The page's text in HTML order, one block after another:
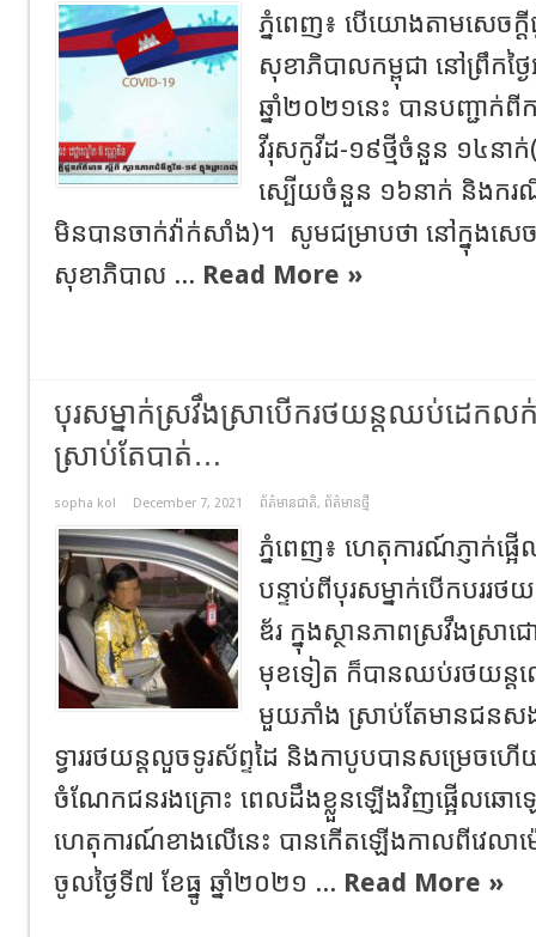
ភ្នំពេញ៖ បើយោងតាមសេ
សុខាភិបាលកម្ពុជា នៅព្រឹក​ថ្ងៃ​
ឆ្នាំ២០២១នេះ​ បានបញ្ជាក់ពី
វីរុសកូវីដ-១៩ថ្មី​ចំនួន​ ១៤នា
ស្បើយចំនួន​ ១៦នាក់ និងករ
មិនបានចាក់វ៉ាក់សាំង)។ សូមជម្រាបថា​ នៅក្នុង​
សុខាភិបាល​ ... Read More »
បុរស​ម្នាក់​ស្រវឹងស្រាបើក​រថយន្តឈប់ដេក
ស្រាប់តែបាត់…
sopha kol December 7, 2021 ព័ត៌មានជាតិ, ព័ត៌មានថ្មី
ភ្នំពេញ៖ ហេតុការណ៍​ភ្ញាក់ផ្
បន្ទាប់ពី​បុរស​ម្នាក់​បើកបរ​
ឌ័​រ​ ក្នុង​ស្ថានភាព​ស្រវឹងស្រ
មុខ​ទៀត​ ​ក៏​បានឈប់​រថយន្ត​ល
មួយភាំង ស្រាប់​តែ​មានជន
ទ្វារ​រថយន្ត​លួច​ទូរស័ព្ទ​ដៃ និង​កាបូប​បាន​សម្រេច​ហ
ចំណែក​ជនរងគ្រោះ​ ពេលដឹងខ្លួនឡេីងវិញ​ផ្អើល​ឆោ
ហេតុការណ៍​ខាងលេីនេះ​ បានកេីតឡេីង​កាលពី​វេល
ចូល​ថ្ងៃ​ទី​៧ ខែធ្នូ ឆ្នាំ​២០២១ ... Read More »